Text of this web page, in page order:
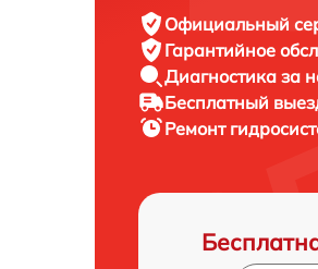
Официальный
Гарантийное
Диагностика за
Бесплатный
Ремонт